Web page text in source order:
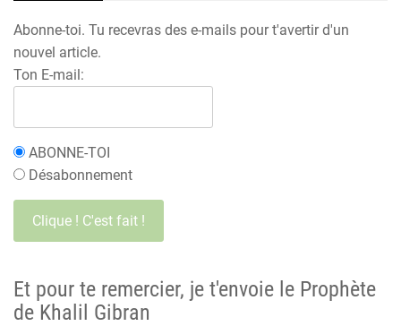
Abonne-toi. Tu recevras des e-mails pour t'avertir d'un
nouvel article.
Ton E-mail:
ABONNE-TOI
Désabonnement
Et pour te remercier, je t'envoie le Prophète
de Khalil Gibran